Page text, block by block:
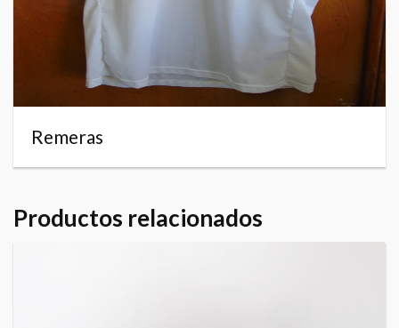
Remeras
Productos relacionados